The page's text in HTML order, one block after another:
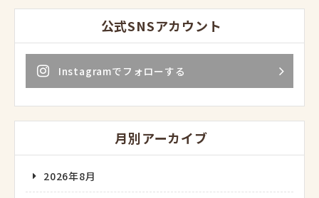
公式SNSアカウント
Instagramでフォローする
月別アーカイブ
2026年8月